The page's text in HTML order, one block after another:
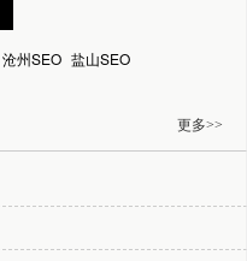
沧州SEO 盐山SEO
更多>>